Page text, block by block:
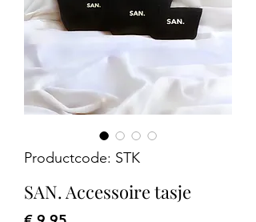
Productcode: STK
SAN. Accessoire tasje